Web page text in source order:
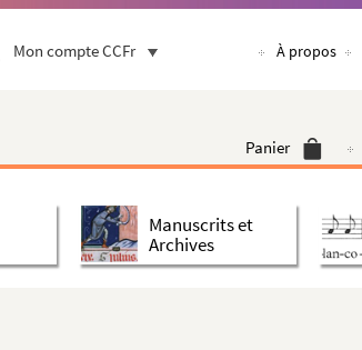
Mon compte CCFr À propos
Panier
Manuscrits et
Archives